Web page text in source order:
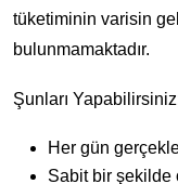
tüketiminin varisin
bulunmamaktadır.
Şunları
Her gün
Sabit bir şekilde